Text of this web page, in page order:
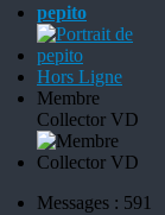
pepito
Hors Ligne
Membre
Collector VD
Messages : 591